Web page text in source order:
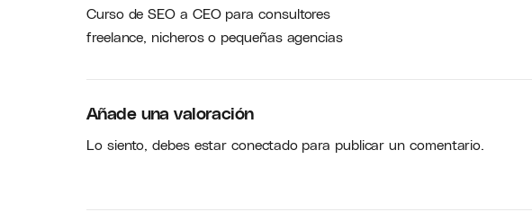
Curso de SEO a CEO para consultores
freelance, nicheros o pequeñas agencias
Añade una valoración
Lo siento, debes estarconectadopara publicar un comentario.